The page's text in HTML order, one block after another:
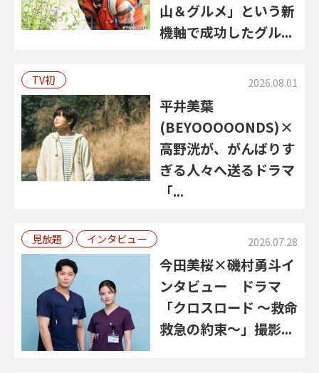
山＆グルメ」という新
機軸で成功したグル...
TV初 2026.08.01
平井美葉
(BEYOOOOONDS)×
高野洸が、がんばりす
ぎる人々へ送るドラマ
「...
見放題 インタビュー 2026.07.28
今田美桜×磯村勇斗イ
ンタビュー ドラマ
「クロスロード ～救命
救急の約束～」撮影...